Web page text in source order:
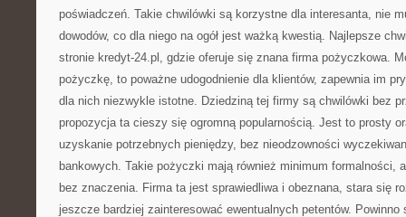
poświadczeń. Takie chwilówki są korzystne dla interesanta, nie
dowodów, co dla niego na ogół jest ważką kwestią. Najlepsze
stronie kredyt-24.pl, gdzie oferuje się znana firma pożyczkowa.
pożyczkę, to poważne udogodnienie dla klientów, zapewnia im
dla nich niezwykle istotne. Dziedziną tej firmy są chwilówki bez
propozycja ta cieszy się ogromną popularnością. Jest to prosty
uzyskanie potrzebnych pieniędzy, bez nieodzowności
bankowych. Takie pożyczki mają również minimum formalności,
bez znaczenia. Firma ta jest sprawiedliwa i obeznana, stara się
jeszcze bardziej zainteresować ewentualnych petentów.